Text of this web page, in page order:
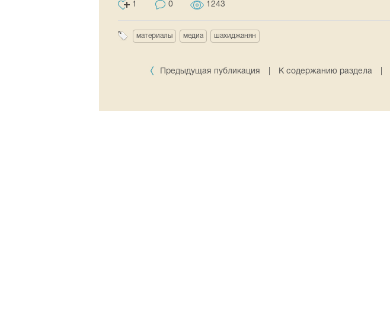
1 0 1243
материалы медиа шахиджанян
Предыдущая публикация К содержанию раздела